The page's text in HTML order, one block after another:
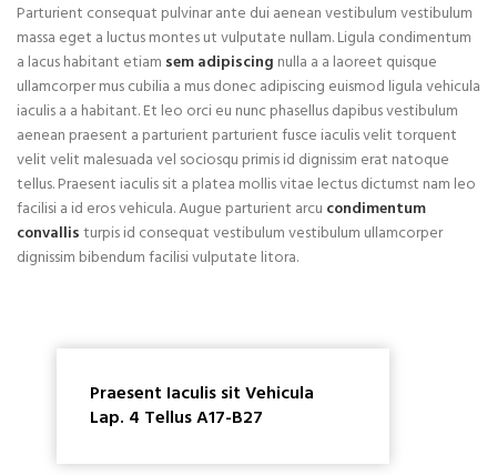
Parturient consequat pulvinar ante dui aenean vestibulum vestibulum
massa eget a luctus montes ut vulputate nullam. Ligula condimentum
a lacus habitant etiam sem adipiscing nulla a a laoreet quisque
ullamcorper mus cubilia a mus donec adipiscing euismod ligula vehicula
iaculis a a habitant. Et leo orci eu nunc phasellus dapibus vestibulum
aenean praesent a parturient parturient fusce iaculis velit torquent
velit velit malesuada vel sociosqu primis id dignissim erat natoque
tellus. Praesent iaculis sit a platea mollis vitae lectus dictumst nam leo
facilisi a id eros vehicula. Augue parturient arcu condimentum
convallisturpis id consequat vestibulum vestibulum ullamcorper
dignissim bibendum facilisi vulputate litora.
Praesent Iaculis sit Vehicula
Lap. 4 Tellus A17-B27